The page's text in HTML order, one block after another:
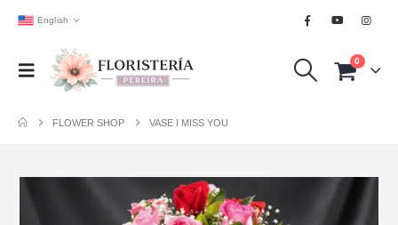
English
0
FLOWER SHOP VASE I MISS YOU